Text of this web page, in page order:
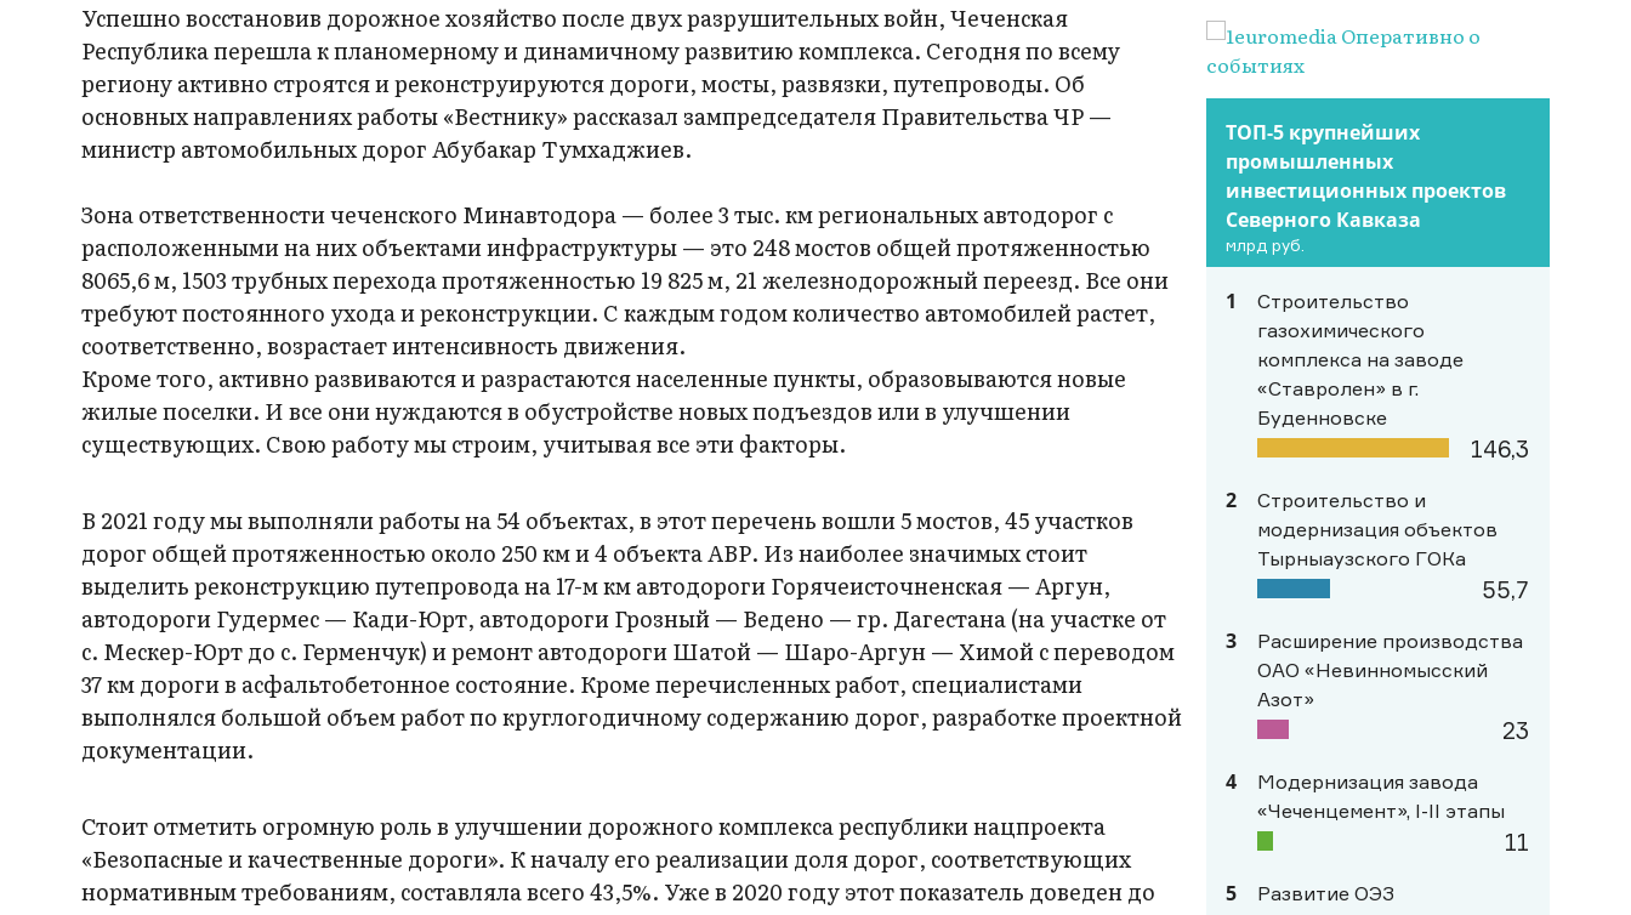
Успешно восстановив дорожное хозяйство после двух разрушительных войн, Чеченская
Республика перешла к планомерному и динамичному развитию комплекса. Сегодня по всему
региону активно строятся и реконструируются дороги, мосты, развязки, путепроводы. Об
основных направлениях работы «Вестнику» рассказал зампредседателя Правительства ЧР —
министр автомобильных дорог Абубакар Тумхаджиев.
Зона ответственности чеченского Мин­автодора — более 3 тыс. км региональных автодорог с
расположенными на них объектами инфраструктуры — это 248 мостов общей протяженностью
8065,6 м, 1503 трубных перехода протяженностью 19 825 м, 21 железнодорожный переезд. Все они
требуют постоянного ухода и реконструкции. С каждым годом количество автомобилей растет,
соответственно, возрастает интенсивность движения.
Кроме того, активно развиваются и разрастаются населенные пункты, образовываются новые
жилые поселки. И все они нуждаются в обустройстве новых подъездов или в улучшении
существующих. Свою работу мы строим, учитывая все эти факторы.
В 2021 году мы выполняли работы на 54 объектах, в этот перечень вошли 5 мостов, 45 участков
дорог общей протяженностью около 250 км и 4 объекта АВР. Из наиболее значимых стоит
выделить реконструкцию путепровода на 17-м км автодороги Горячеисточненская — Аргун,
автодороги Гудермес — Кади-Юрт, автодороги Грозный — Ведено — гр. Дагестана (на участке от
с. Мескер-Юрт до с. Герменчук) и ремонт автодороги Шатой — Шаро-Аргун — Химой с переводом
37 км дороги в асфальтобетонное состояние. Кроме перечисленных работ, специалистами
выполнялся большой объем работ по круглогодичному содержанию дорог, разработке проектной
документации.
Стоит отметить огромную роль в улучшении дорожного комплекса республики нацпроекта
«Безопасные и качественные дороги». К началу его реализации доля дорог, соответствующих
нормативным требованиям, составляла всего 43,5%. Уже в 2020 году этот показатель доведен до
ТОП-5 крупнейших
промышленных
инвестиционных проектов
Северного Кавказа
млрд руб.
1
Строительство
газохимического
комплекса на заводе
«Ставролен» в г.
Буденновске
146,3
2
Строительство и
модернизация объектов
Тырныаузского ГОКа
55,7
3
Расширение производства
ОАО «Невинномысский
Азот»
23
4
Модернизация завода
«Чеченцемент», I-II этапы
11
5
Развитие ОЭЗ